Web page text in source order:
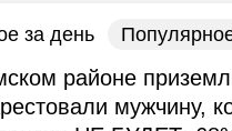
за день
районе
мужчину,